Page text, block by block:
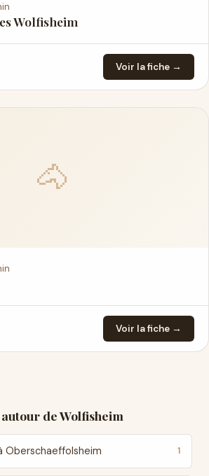
Wolfisheim
Voir la fiche →
🐴
Voir la fiche →
de Wolfisheim
Oberschaeffolsheim 1